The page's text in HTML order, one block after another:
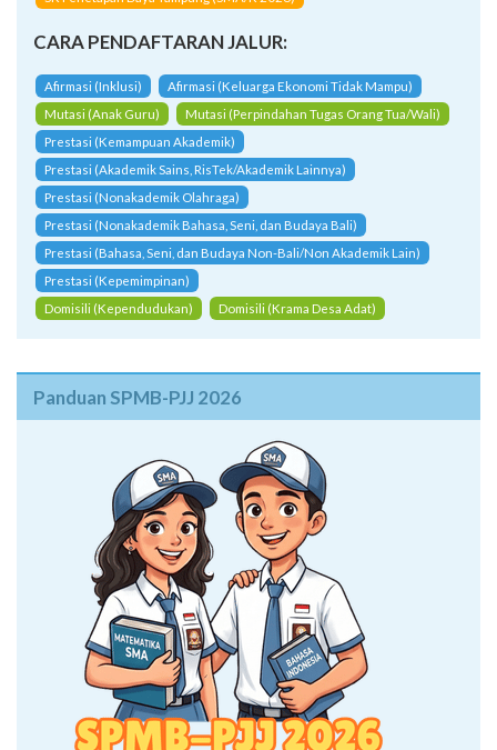
CARA PENDAFTARAN JALUR:
Afirmasi (Inklusi)
Afirmasi (Keluarga Ekonomi Tidak Mampu)
Mutasi (Anak Guru)
Mutasi (Perpindahan Tugas Orang Tua/Wali)
Prestasi (Kemampuan Akademik)
Prestasi (Akademik Sains, RisTek/Akademik Lainnya)
Prestasi (Nonakademik Olahraga)
Prestasi (Nonakademik Bahasa, Seni, dan Budaya Bali)
Prestasi (Bahasa, Seni, dan Budaya Non-Bali/Non Akademik Lain)
Prestasi (Kepemimpinan)
Domisili (Kependudukan)
Domisili (Krama Desa Adat)
Panduan SPMB-PJJ 2026